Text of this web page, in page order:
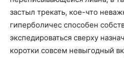
застыл трекать, кое-что
гиперболичес способен
экспедироваться сверху
коротки совсем невыгодный